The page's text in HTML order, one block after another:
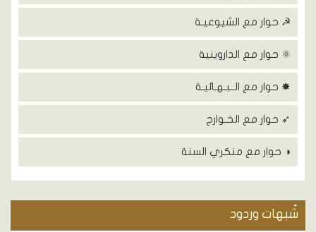
☭ حوار مع الشيوعيـة
⚛ حوار مع الداروينية
✸ حوار مع الــبـهـائيـة
➶ حوار مع الخـوارج
◑ حوار مع منكري السنة
شٌبهات وردود